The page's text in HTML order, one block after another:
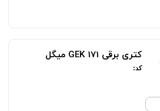
کتری برقی GEK 171 میگل
کد: